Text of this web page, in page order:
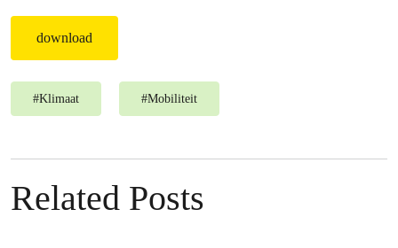
download
#Klimaat #Mobiliteit
Related Posts